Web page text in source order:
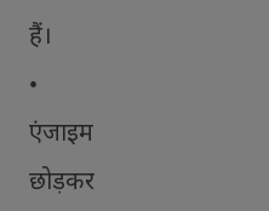
हैं।
•
एंजाइम
छोड़कर